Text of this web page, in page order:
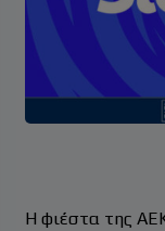
Η φιέστα της